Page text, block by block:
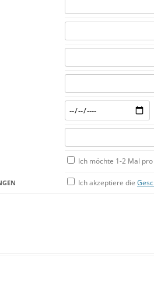
Ich möchte 1-2 Mal
Ich akzeptiere die